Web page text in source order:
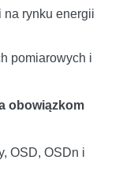
rynku energii
pomiarowych i
obowiązkom
OSD, OSDn i